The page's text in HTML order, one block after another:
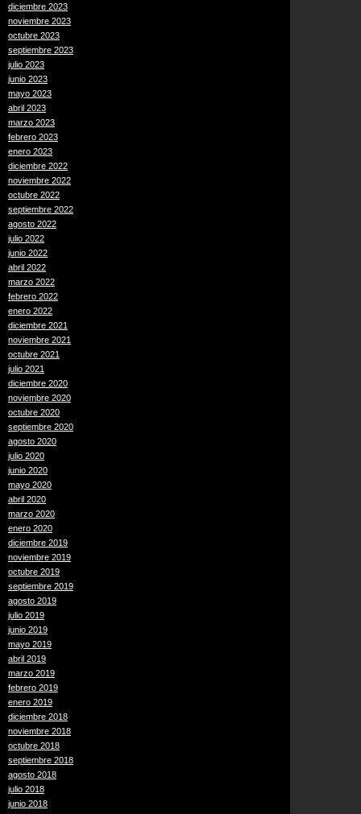
diciembre 2023
noviembre 2023
octubre 2023
septiembre 2023
julio 2023
junio 2023
mayo 2023
abril 2023
marzo 2023
febrero 2023
enero 2023
diciembre 2022
noviembre 2022
octubre 2022
septiembre 2022
agosto 2022
julio 2022
junio 2022
abril 2022
marzo 2022
febrero 2022
enero 2022
diciembre 2021
noviembre 2021
octubre 2021
julio 2021
diciembre 2020
noviembre 2020
octubre 2020
septiembre 2020
agosto 2020
julio 2020
junio 2020
mayo 2020
abril 2020
marzo 2020
enero 2020
diciembre 2019
noviembre 2019
octubre 2019
septiembre 2019
agosto 2019
julio 2019
junio 2019
mayo 2019
abril 2019
marzo 2019
febrero 2019
enero 2019
diciembre 2018
noviembre 2018
octubre 2018
septiembre 2018
agosto 2018
julio 2018
junio 2018